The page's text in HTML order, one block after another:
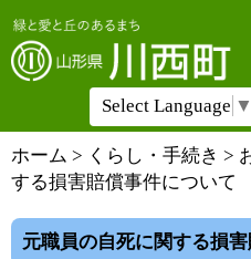
Select Language ▼
ホーム > くらし・手続き >
する損害賠償事件について
元職員の自死に関する損